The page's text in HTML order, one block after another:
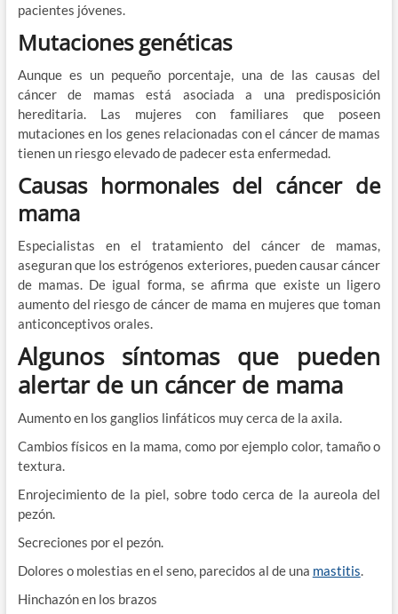
pacientes jóvenes.
Mutaciones genéticas
Aunque es un pequeño porcentaje, una de las causas del
cáncer de mamas está asociada a una predisposición
hereditaria. Las mujeres con familiares que poseen
mutaciones en los genes relacionadas con el cáncer de mamas
tienen un riesgo elevado de padecer esta enfermedad.
Causas hormonales del cáncer de
mama
Especialistas en el tratamiento del cáncer de mamas,
aseguran que los estrógenos exteriores, pueden causar cáncer
de mamas. De igual forma, se afirma que existe un ligero
aumento del riesgo de cáncer de mama en mujeres que toman
anticonceptivos orales.
Algunos síntomas que pueden
alertar de un cáncer de mama
Aumento en los ganglios linfáticos muy cerca de la axila.
Cambios físicos en la mama, como por ejemplo color, tamaño o
textura.
Enrojecimiento de la piel, sobre todo cerca de la aureola del
pezón.
Secreciones por el pezón.
Dolores o molestias en el seno, parecidos al de una mastitis.
Hinchazón en los brazos